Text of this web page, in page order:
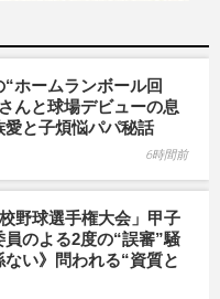
ホームランボール回
んと球場デビューの息
と子煩悩パパ秘話
6時間前
野球選手権大会」甲子
員のよる2度の“誤審”騒
い》問われる“資質と